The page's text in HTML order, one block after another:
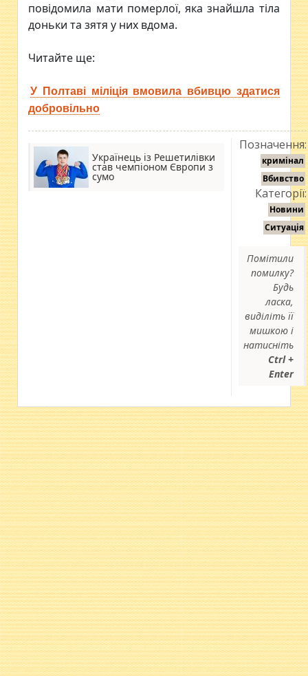
повідомила мати померлої, яка знайшла тіла
доньки та зятя у них вдома.
Читайте ще:
У Полтаві міліція вмовила вбивцю здатися
добровільно
Українець із Решетилівки
став чемпіоном Європи з
сумо
Позначення:
кримінал
Вбивство
Категорії:
Новини
Ситуація
Помітили
помилку?
Будь
ласка,
виділіть її
мишкою і
натисніть
Ctrl +
Enter